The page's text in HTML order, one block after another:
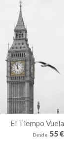
El Tiempo Vuela
Desde 55 €